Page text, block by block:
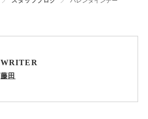
WRITER
藤田